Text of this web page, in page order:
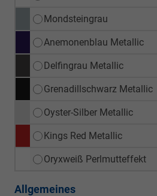
Mondsteingrau
Anemonenblau Metallic
Delfingrau Metallic
Grenadillschwarz Metallic
Oyster-Silber Metallic
Kings Red Metallic
Oryxweiß Perlmutteffekt
Allgemeines